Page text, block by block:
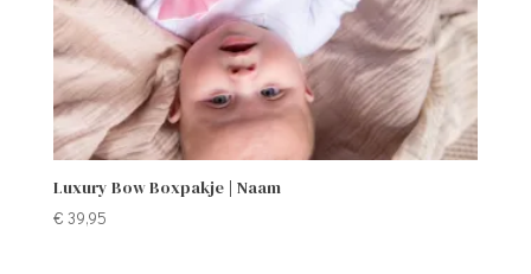
Luxury Bow Boxpakje | Naam
€ 39,95